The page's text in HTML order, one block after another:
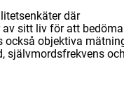
där
sitt liv för att bedöma
också objektiva
självmordsfrekvens